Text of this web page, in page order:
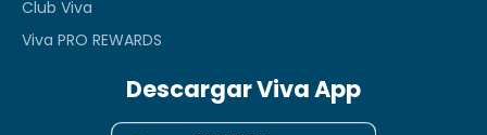
Club Viva
Viva PRO REWARDS
Descargar Viva App